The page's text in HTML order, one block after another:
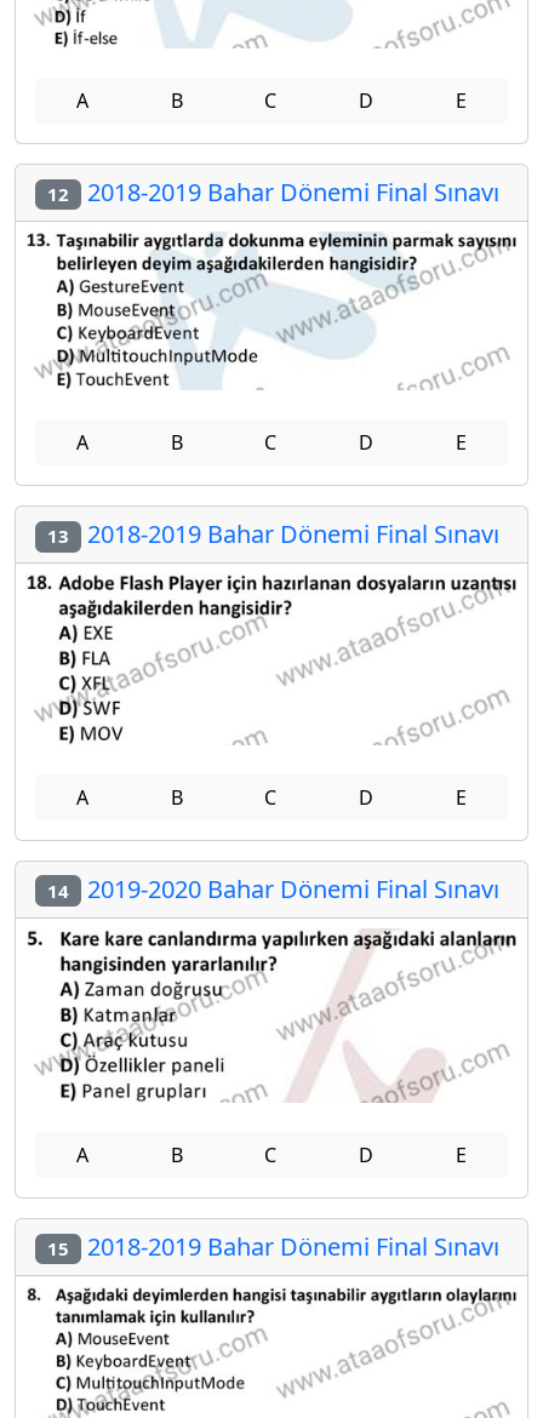
A B C D E
12 2018-2019 Bahar Dönemi Final Sınavı
A B C D E
13 2018-2019 Bahar Dönemi Final Sınavı
A B C D E
14 2019-2020 Bahar Dönemi Final Sınavı
A B C D E
15 2018-2019 Bahar Dönemi Final Sınavı